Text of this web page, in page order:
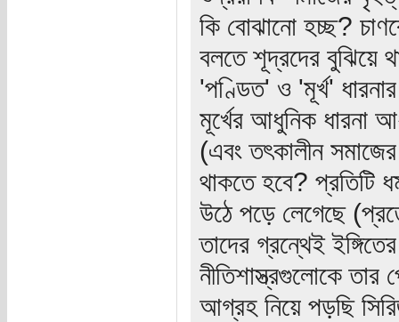
কি বোঝানো হচ্ছ?
বলতে শূদ্রদের বুঝিয়ে
'পণ্ডিত' ও 'মূর্খ'
মূর্খের আধুনিক ধারনা
(এবং তৎকালীন
থাকতে হবে? প্রতিটি
উঠে পড়ে লেগেছে
তাদের গ্রন্থেই
নীতিশাস্ত্রগুলোকে
আগ্রহ নিয়ে পড়ছি